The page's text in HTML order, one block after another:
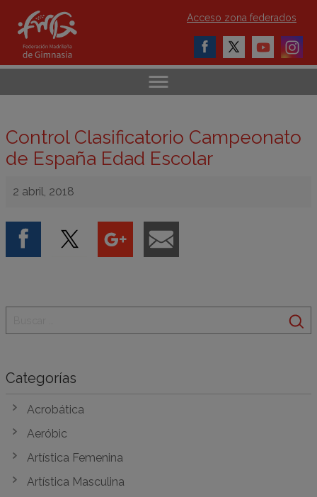
Acceso zona federados
Control Clasificatorio Campeonato
de España Edad Escolar
2 abril, 2018
Categorías
Acrobática
Aeróbic
Artística Femenina
Artística Masculina